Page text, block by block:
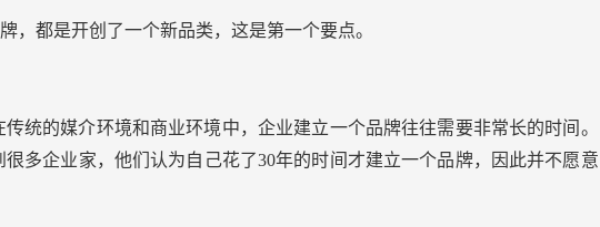
，都是开创了一个新品类，这是第一个要点。
传统的媒介环境和商业环境中，企业建立一个品牌往往需要非常长的时间。
多企业家，他们认为自己花了30年的时间才建立一个品牌，因此并不愿意